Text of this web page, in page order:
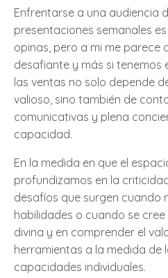
Enfrentarse a una audiencia
presentaciones semanales
opinas, pero a mi me parece
desafiante y más si tenemos
las ventas no solo depende
valioso, sino también de
comunicativas y plena
capacidad.
En la medida en que el
profundizamos en la
desafíos que surgen cuando
habilidades o cuando se
divina y en comprender el
herramientas a la medida de
capacidades individuales.